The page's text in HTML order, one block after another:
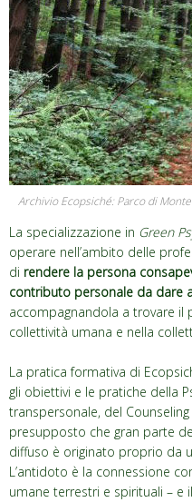
Archivio Ecopsiché: Parco di
La specializzazione in Green
operare nell’ambito delle
di rendere la persona
contributo personale da dare
accompagnandola a trovare
collettività umana e nella
La pratica formativa di
gli obiettivi e le pratiche della
transpersonale, del
presupposto che gran parte
diffuso è originato proprio da
L’antidoto è la connessione
umane terrestri e spirituali – e